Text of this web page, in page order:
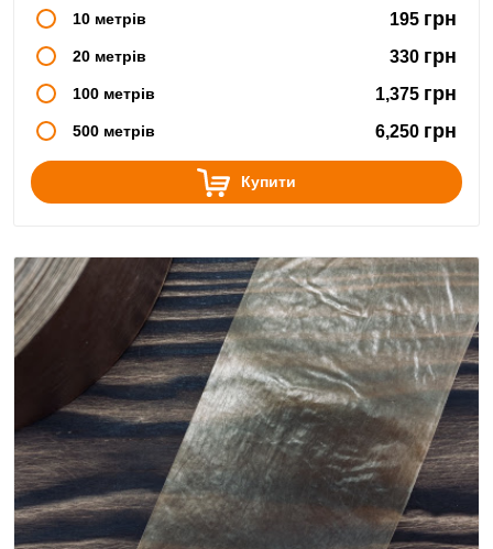
10 метрів 195 грн
20 метрів 330 грн
100 метрів 1,375 грн
500 метрів 6,250 грн
Купити